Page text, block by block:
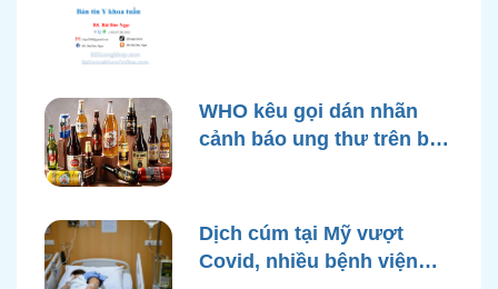
WHO kêu gọi dán nhãn
cảnh báo ung thư trên bao
Dịch cúm tại Mỹ vượt
Covid, nhiều bệnh viện